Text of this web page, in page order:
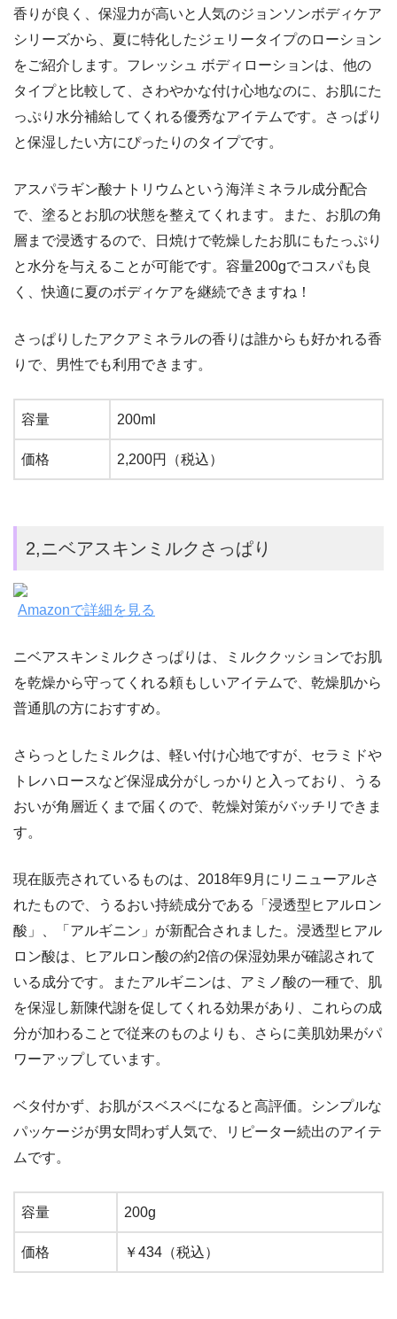
香りが良く、保湿力が高いと人気のジョンソンボディケア
シリーズから、夏に特化したジェリータイプのローション
をご紹介します。フレッシュ ボディローションは、他の
タイプと比較して、さわやかな付け心地なのに、お肌にた
っぷり水分補給してくれる優秀なアイテムです。さっぱり
と保湿したい方にぴったりのタイプです。
アスパラギン酸ナトリウムという海洋ミネラル成分配合
で、塗るとお肌の状態を整えてくれます。また、お肌の角
層まで浸透するので、日焼けで乾燥したお肌にもたっぷり
と水分を与えることが可能です。容量200gでコスパも良
く、快適に夏のボディケアを継続できますね！
さっぱりしたアクアミネラルの香りは誰からも好かれる香
りで、男性でも利用できます。
容量 200ml
価格 2,200円（税込）
2,ニベアスキンミルクさっぱり
Amazonで詳細を見る
ニベアスキンミルクさっぱりは、ミルククッションでお肌
を乾燥から守ってくれる頼もしいアイテムで、乾燥肌から
普通肌の方におすすめ。
さらっとしたミルクは、軽い付け心地ですが、セラミドや
トレハロースなど保湿成分がしっかりと入っており、うる
おいが角層近くまで届くので、乾燥対策がバッチリできま
す。
現在販売されているものは、2018年9月にリニューアルさ
れたもので、うるおい持続成分である「浸透型ヒアルロン
酸」、「アルギニン」が新配合されました。浸透型ヒアル
ロン酸は、ヒアルロン酸の約2倍の保湿効果が確認されて
いる成分です。またアルギニンは、アミノ酸の一種で、肌
を保湿し新陳代謝を促してくれる効果があり、これらの成
分が加わることで従来のものよりも、さらに美肌効果がパ
ワーアップしています。
ベタ付かず、お肌がスベスベになると高評価。シンプルな
パッケージが男女問わず人気で、リピーター続出のアイテ
ムです。
容量 200g
価格 ￥434（税込）